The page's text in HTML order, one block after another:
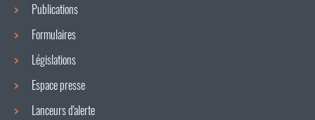
Publications
Formulaires
Législations
Espace presse
Lanceurs d'alerte